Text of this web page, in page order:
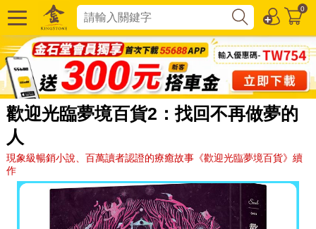
0
歡迎光臨夢境百貨2：找回不再做夢的
人
現象級暢銷小說、百萬讀者認證的療癒故事《歡迎光臨夢境百貨》續
作